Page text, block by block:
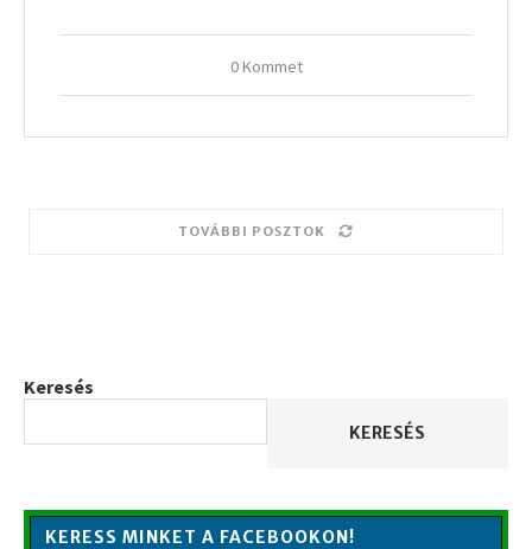
0 Kommet
TOVÁBBI POSZTOK
Keresés
KERESÉS
KERESS MINKET A FACEBOOKON!